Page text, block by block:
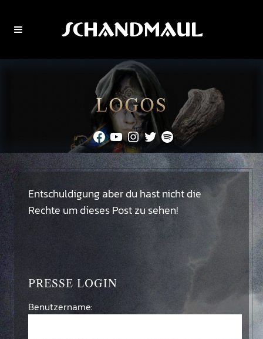
LOGOS
Facebook
YouTube
Instagram
Twitter
Spotify
Entschuldigung aber du hast nicht die
Rechte um dieses Post zu sehen!
PRESSE LOGIN
Benutzername: